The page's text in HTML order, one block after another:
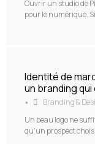
Ouvrir un studio de
pour le numérique.
Identité de
un branding
•
Branding &
Un beau logo ne
qu'un prospect